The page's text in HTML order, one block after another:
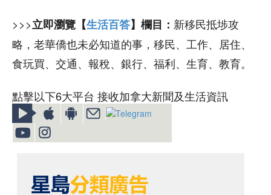
>>>立即瀏覽【生活百答】欄目： 新移民抵埗攻
略，老華僑也未必知道的事，移民、工作、居住、
食玩買、交通、報稅、銀行、福利、生育、教育。
點擊以下6大平台 接收加拿大新聞及生活資訊